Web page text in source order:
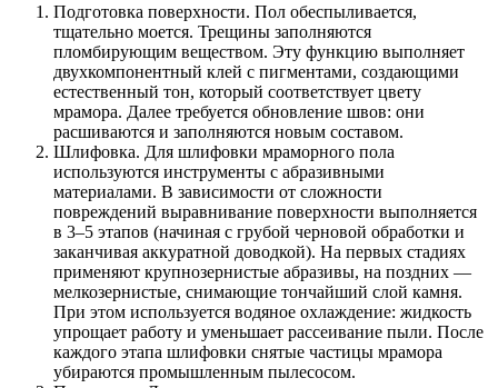
Подготовка поверхности. Пол обеспыливается,
тщательно моется. Трещины заполняются
пломбирующим веществом. Эту функцию выполняет
двухкомпонентный клей с пигментами, создающими
естественный тон, который соответствует цвету
мрамора. Далее требуется обновление швов: они
расшиваются и заполняются новым составом.
Шлифовка. Для шлифовки мраморного пола
используются инструменты с абразивными
материалами. В зависимости от сложности
повреждений выравнивание поверхности выполняется
в 3–5 этапов (начиная с грубой черновой обработки и
заканчивая аккуратной доводкой). На первых стадиях
применяют крупнозернистые абразивы, на поздних —
мелкозернистые, снимающие тончайший слой камня.
При этом используется водяное охлаждение: жидкость
упрощает работу и уменьшает рассеивание пыли. После
каждого этапа шлифовки снятые частицы мрамора
убираются промышленным пылесосом.